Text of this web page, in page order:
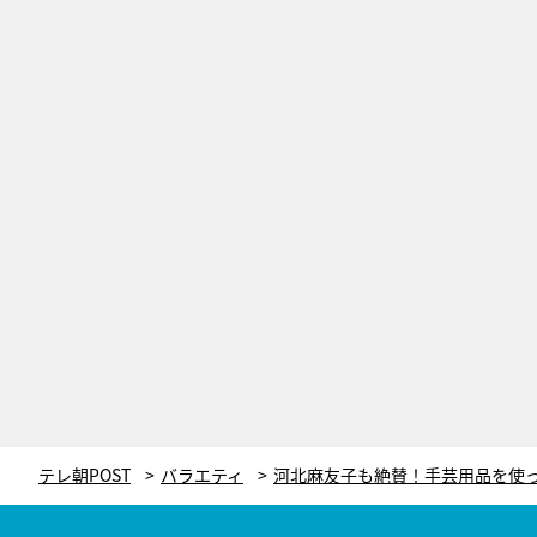
テレ朝POST バラエティ